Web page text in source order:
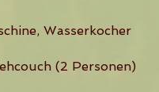
Wasserkocher
(2 Personen)